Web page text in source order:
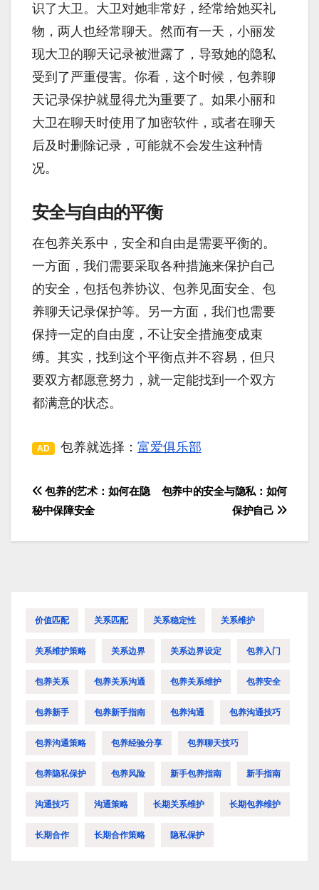
识了大卫。大卫对她非常好，经常给她买礼
物，两人也经常聊天。然而有一天，小丽发
现大卫的聊天记录被泄露了，导致她的隐私
受到了严重侵害。你看，这个时候，包养聊
天记录保护就显得尤为重要了。如果小丽和
大卫在聊天时使用了加密软件，或者在聊天
后及时删除记录，可能就不会发生这种情
况。
安全与自由的平衡
在包养关系中，安全和自由是需要平衡的。
一方面，我们需要采取各种措施来保护自己
的安全，包括包养协议、包养见面安全、包
养聊天记录保护等。另一方面，我们也需要
保持一定的自由度，不让安全措施变成束
缚。其实，找到这个平衡点并不容易，但只
要双方都愿意努力，就一定能找到一个双方
都满意的状态。
AD 包养就选择： 富爱俱乐部
文
导
包养中的安全与隐私：如何
保护自己
包养的艺术：如何在隐
秘中保障安全
价值匹配 关系匹配 关系稳定性 关系维护
关系维护策略 关系边界 关系边界设定 包养入门
包养关系 包养关系沟通 包养关系维护 包养安全
包养新手 包养新手指南 包养沟通 包养沟通技巧
包养沟通策略 包养经验分享 包养聊天技巧
包养隐私保护 包养风险 新手包养指南 新手指南
沟通技巧 沟通策略 长期关系维护 长期包养维护
长期合作 长期合作策略 隐私保护